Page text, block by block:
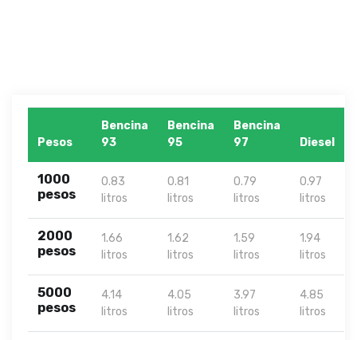
Pesos
Bencina
93
Bencina
95
Bencina
97
Diesel
1000
pesos
0.83
litros
0.81
litros
0.79
litros
0.97
litros
2000
pesos
1.66
litros
1.62
litros
1.59
litros
1.94
litros
5000
pesos
4.14
litros
4.05
litros
3.97
litros
4.85
litros